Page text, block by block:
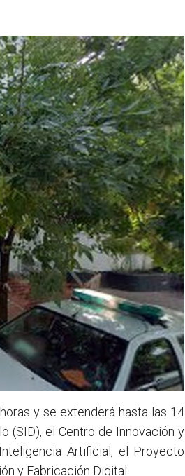
y se extenderá hasta las 14
(SID), el Centro de Innovación y
Artificial, el Proyecto
y Fabricación Digital.